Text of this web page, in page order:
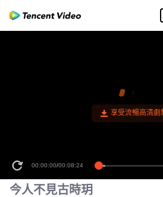
00:00:00/00:08:24
今人不見古時玥